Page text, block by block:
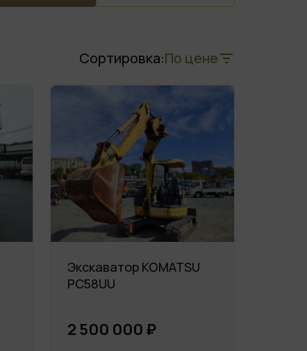
Сортировка:По цене
Экскаватор KOMATSU
PC58UU
2 500 000 ₽